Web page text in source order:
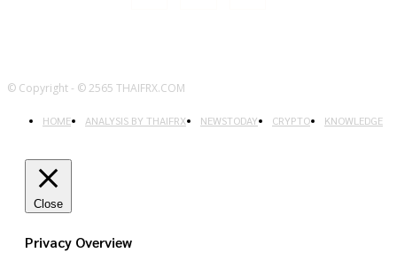
© Copyright - © 2565 THAIFRX.COM
HOME ANALYSIS BY THAIFRX NEWSTODAY CRYPTO KNOWLEDGE
Close
Privacy Overview